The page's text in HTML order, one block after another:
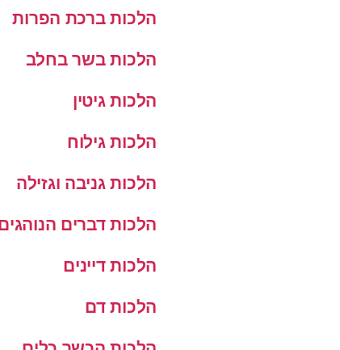
הלכות ברכת הפרות
הלכות בשר בחלב
הלכות גיטין
הלכות גילוח
הלכות גניבה וגזילה
הלכות דברים
הלכות דיינים
הלכות דם